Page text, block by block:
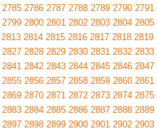
2785 2786 2787 2788 2789 2790 2791
2799 2800 2801 2802 2803 2804 2805
2813 2814 2815 2816 2817 2818 2819
2827 2828 2829 2830 2831 2832 2833
2841 2842 2843 2844 2845 2846 2847
2855 2856 2857 2858 2859 2860 2861
2869 2870 2871 2872 2873 2874 2875
2883 2884 2885 2886 2887 2888 2889
2897 2898 2899 2900 2901 2902 2903